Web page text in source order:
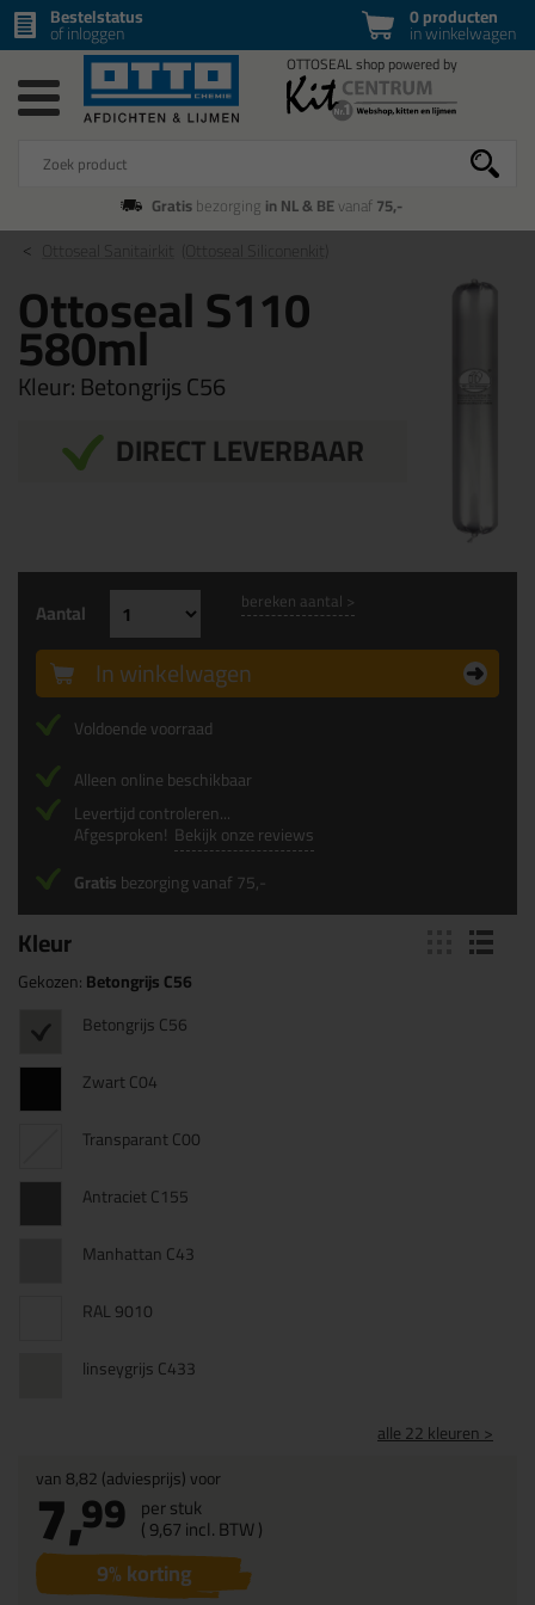
0 producten
in winkelwagen
Bestelstatus
of inloggen
Gratisbezorging in NL & BEvanaf75,-
Ottoseal S110
580ml
Kleur:Betongrijs C56
DIRECT LEVERBAAR
Kleur
Gekozen:Betongrijs C56
Betongrijs C56
Zwart C04
Transparant C00
Antraciet C155
Manhattan C43
RAL 9010
linseygrijs C433
alle 22 kleuren >
van8,82(adviesprijs) voor
7,99 per stuk
(9,67incl. BTW )
9% korting
Aantal bereken aantal >
In winkelwagen
Voldoende voorraad
Alleen online beschikbaar
Levertijd controleren...
Afgesproken! Bekijk onze reviews
Gratisbezorging vanaf 75,-